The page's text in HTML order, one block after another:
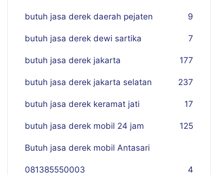
butuh jasa derek daerah pejaten 9
butuh jasa derek dewi sartika 7
butuh jasa derek jakarta 177
butuh jasa derek jakarta selatan 237
butuh jasa derek keramat jati 17
butuh jasa derek mobil 24 jam 125
Butuh jasa derek mobil Antasari
081385550003 4